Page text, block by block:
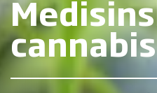
cannabis